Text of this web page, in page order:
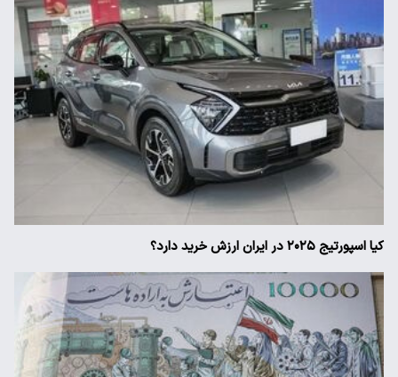
کیا اسپورتیج ۲۰۲۵ در ایران ارزش خرید دارد؟